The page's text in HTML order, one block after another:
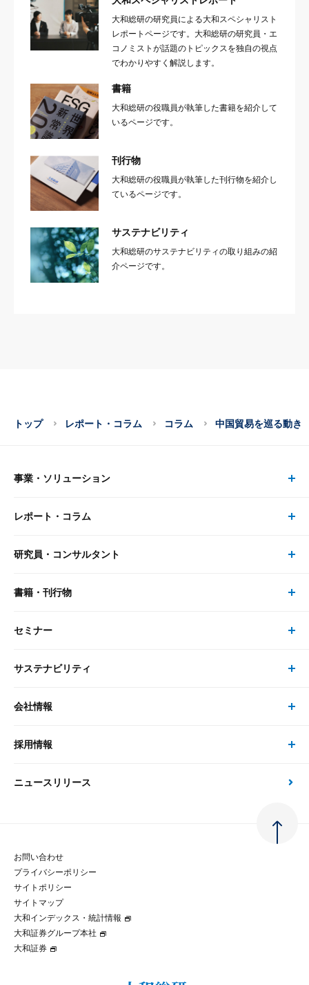
大和総研の研究員による大和スペシャリスト
レポートページです。大和総研の研究員・エ
コノミストが話題のトピックスを独自の視点
でわかりやすく解説します。
書籍
大和総研の役職員が執筆した書籍を紹介して
いるページです。
刊行物
大和総研の役職員が執筆した刊行物を紹介し
ているページです。
サステナビリティ
大和総研のサステナビリティの取り組みの紹
介ページです。
トップ レポート・コラム コラム 中国貿易を巡る動き
事業・ソリューション
事業・ソリューション トップ
リサーチ
大和総研の強み
先端テクノロジーに基づく新たな価値の創出
レポート・コラム
レポート・コラム トップ
最新のレポート・コラム
政策分析
金融経済教育等
コラム
研究員・コンサルタント
研究員・コンサルタント トップ
研究員
書籍・刊行物
書籍・刊行物 トップ
書籍
セミナー
セミナー トップ
現在受付中のセミナー・イベント
サステナビリティ
サステナビリティの取り組み
次世代社会への貢献
マルチステークホルダー方針
パートナーシップ構築宣言
会社情報
会社情報 トップ
会社概要・役員一覧
大和総研の歩み
グループ会社
採用情報
採用情報 トップ
経験者採用
ニュースリリース
お問い合わせ
プライバシーポリシー
サイトポリシー
サイトマップ
大和インデックス・統計情報
大和証券グループ本社
大和証券